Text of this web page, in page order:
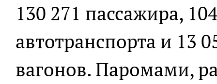
130 271 пассажира,
автотранспорта и 13
вагонов. Паромами,